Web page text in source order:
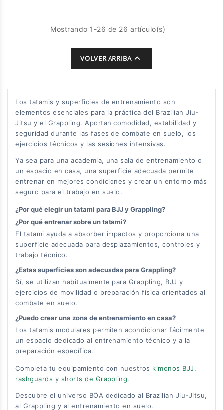
Mostrando 1-26 de 26 artículo(s)
VOLVER ARRIBA
Los tatamis y superficies de entrenamiento son
elementos esenciales para la práctica del Brazilian Jiu-
Jitsu y el Grappling. Aportan comodidad, estabilidad y
seguridad durante las fases de combate en suelo, los
ejercicios técnicos y las sesiones intensivas.
Ya sea para una academia, una sala de entrenamiento o
un espacio en casa, una superficie adecuada permite
entrenar en mejores condiciones y crear un entorno más
seguro para el trabajo en suelo.
¿Por qué elegir un tatami para BJJ y Grappling?
¿Por qué entrenar sobre un tatami?
El tatami ayuda a absorber impactos y proporciona una
superficie adecuada para desplazamientos, controles y
trabajo técnico.
¿Estas superficies son adecuadas para Grappling?
Sí, se utilizan habitualmente para Grappling, BJJ y
ejercicios de movilidad o preparación física orientados al
combate en suelo.
¿Puedo crear una zona de entrenamiento en casa?
Los tatamis modulares permiten acondicionar fácilmente
un espacio dedicado al entrenamiento técnico y a la
preparación específica.
Completa tu equipamiento con nuestros kimonos BJJ,
rashguards y shorts de Grappling.
Descubre el universo BŌA dedicado al Brazilian Jiu-Jitsu,
al Grappling y al entrenamiento en suelo.